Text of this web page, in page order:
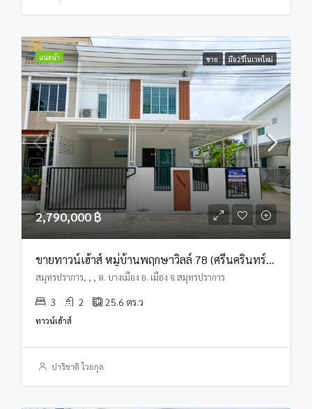
แนะนำ ขาย มือ2รีโนเวทใหม่
2,790,000 ฿
ขายทาวน์เฮ้าส์ หมู่บ้านพฤกษาวิลล์ 78 (ศรีนครินทร์ – เทพารักษ์)
สมุทรปราการ, , , ต. บางเมือง อ. เมือง จ.สมุทรปราการ
3 2 25.6 ตร.ว
ทาวน์เฮ้าส์
ปาริชาติ ไวยกุล